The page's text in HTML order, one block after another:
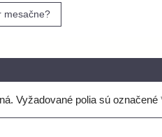
mesačne?
Vyžadované polia sú označené